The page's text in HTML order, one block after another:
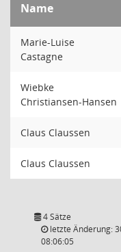
Name
Marie-Luise
Castagne
Wiebke
Christiansen-Hansen
Claus Claussen
Claus Claussen
4 Sätze
letzte Änderung:
08:06:05